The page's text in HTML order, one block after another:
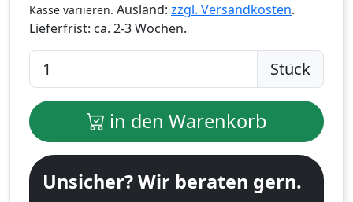
Kasse variieren. Ausland: zzgl. Versandkosten.
Lieferfrist: ca. 2-3 Wochen.
Stück
in den Warenkorb
Unsicher? Wir beraten gern.